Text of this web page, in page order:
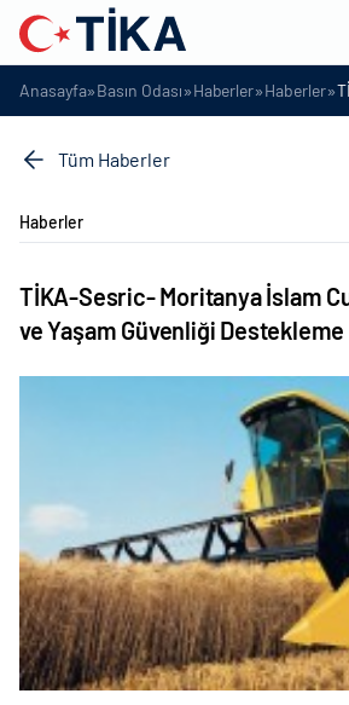
Anasayfa»Basın Odası»Haberler»Haberler»
Tüm Haberler
Haberler
TİKA-Sesric- Moritanya İslam
ve Yaşam Güvenliği Destekleme